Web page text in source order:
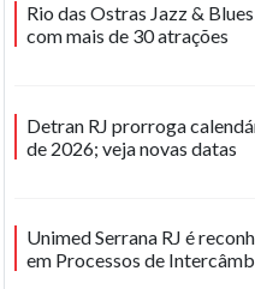
Rio das Ostras Jazz &
com mais de 30 atrações
Detran RJ prorroga
de 2026; veja novas datas
Unimed Serrana RJ é
em Processos de